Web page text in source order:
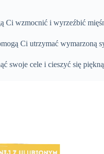
Ci wzmocnić i wyrzeźbić
Ci utrzymać wymarzoną
swoje cele i cieszyć się